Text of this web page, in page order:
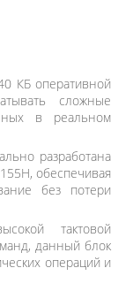
КБ оперативной
сложные
в реальном
разработана
обеспечивая
без потери
тактовой
данный блок
операций и